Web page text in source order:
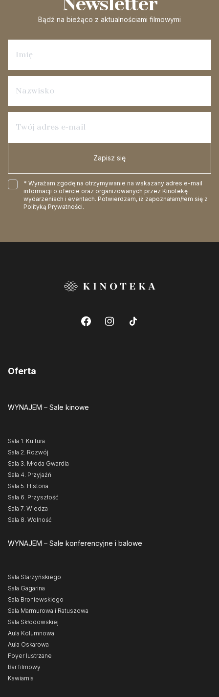
Bądź na bieżąco z aktualnościami filmowymi
Zapisz się
* Wyrażam zgodę na otrzymywanie na wskazany adres e-mail
informacji o ofercie oraz organizowanych przez Kinotekę
wydarzeniach i eventach. Potwierdzam, iż zapoznałam/łem się z
Polityką Prywatności.
Oferta
WYNAJEM – Sale kinowe
Sala 1. Kultura
Sala 2. Rozwój
Sala 3. Młoda Gwardia
Sala 4. Przyjaźń
Sala 5. Historia
Sala 6. Przyszłość
Sala 7. Wiedza
Sala 8. Wolność
WYNAJEM – Sale konferencyjne i balowe
Sala Starzyńskiego
Sala Gagarina
Sala Broniewskiego
Sala Marmurowa i Ratuszowa
Sala Skłodowskiej
Aula Kolumnowa
Aula Oskarowa
Foyer lustrzane
Bar filmowy
Kawiarnia